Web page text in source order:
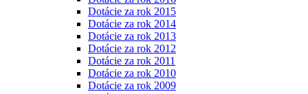
Dotácie za rok 2015
Dotácie za rok 2014
Dotácie za rok 2013
Dotácie za rok 2012
Dotácie za rok 2011
Dotácie za rok 2010
Dotácie za rok 2009